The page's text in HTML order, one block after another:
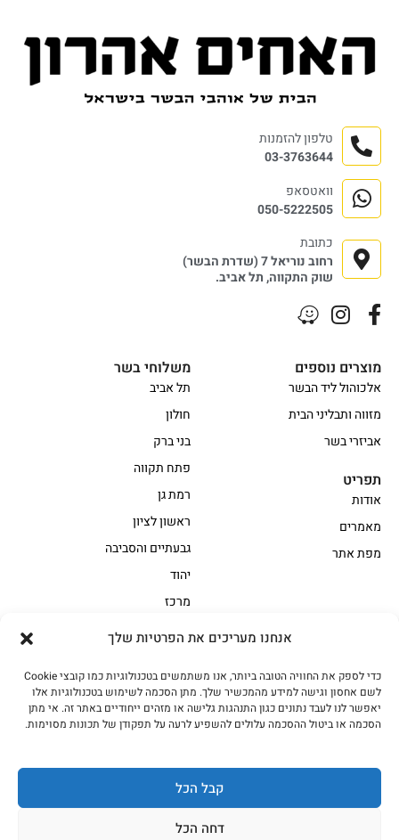
אנחנו מעריכים את הפרטיות שלך
כדי לספק את החוויה הטובה ביותר, אנו משתמשים בטכנולוגיות כמו קובצי Cookie
לשם אחסון וגישה למידע מהמכשיר שלך. מתן הסכמה לשימוש בטכנולוגיות אלו
יאפשר לנו לעבד נתונים כגון התנהגות גלישה או מזהים ייחודיים באתר זה. אי מתן
הסכמה או ביטול ההסכמה עלולים להשפיע לרעה על תפקודן של תכונות מסוימות.
קבל הכל
דחה הכל
אווז
בשר בקר משובח
בשר בקר עגלה משובח
בשר למעשנת
הודו
חלקים אחוריים
מיוחדי מסורת1
נתחי פנים
עוף
משלוחי בשר
תל אביב
חולון
בני ברק
פתח תקווה
רמת גן
ראשון לציון
גבעתיים והסביבה
יהוד
מרכז
מוצרים נוספים
אלכוהול ליד הבשר
מזווה ותבליני הבית
אביזרי בשר
תפריט
אודות
מאמרים
מפת אתר
טלפון להזמנות
03-3763644
וואטסאפ
050-5222505
כתובת
רחוב נוריאל 7 (שדרת הבשר)
שוק התקווה, תל אביב.